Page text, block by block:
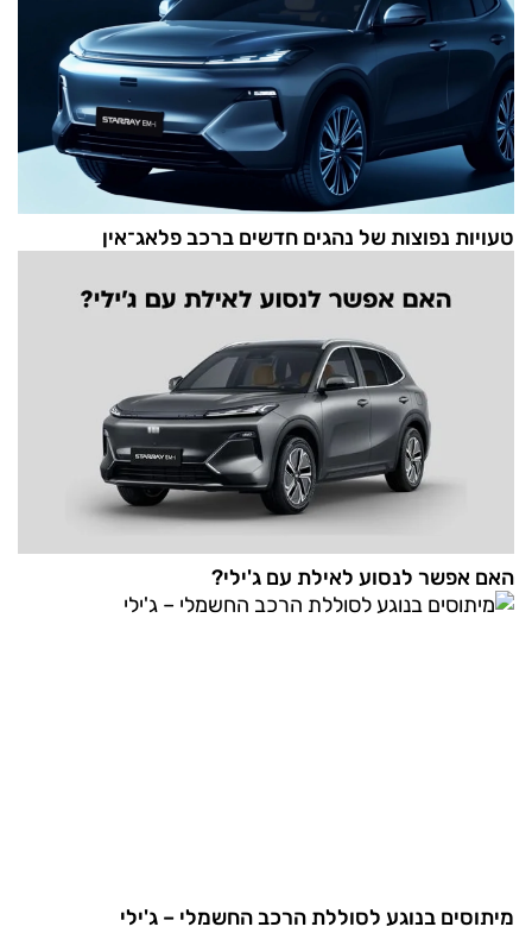
טעויות נפוצות של נהגים חדשים ברכב פלאג־אין
האם אפשר לנסוע לאילת עם ג'ילי?
מיתוסים בנוגע לסוללת הרכב החשמלי – ג'ילי